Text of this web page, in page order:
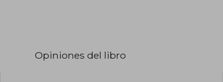
Opiniones del libro